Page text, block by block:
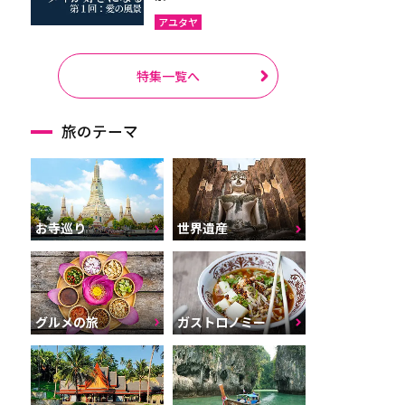
アユタヤ
特集一覧へ
旅のテーマ
お寺巡り 世界遺産
グルメの旅 ガストロノミー